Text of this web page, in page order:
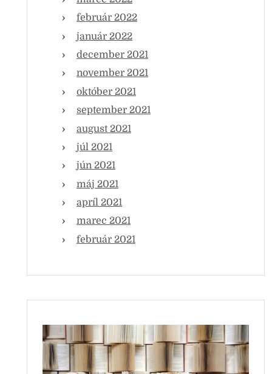
február 2022
január 2022
december 2021
november 2021
október 2021
september 2021
august 2021
júl 2021
jún 2021
máj 2021
apríl 2021
marec 2021
február 2021